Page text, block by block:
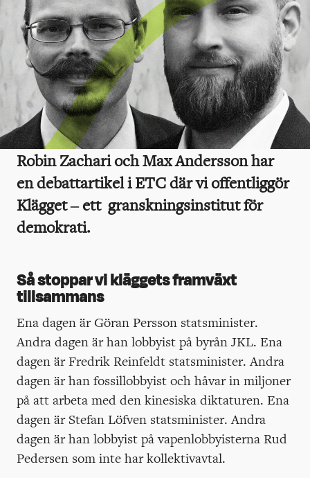
Robin Zachari och Max Andersson har
en debattartikel i ETC där vi offentliggör
Klägget – ett granskningsinstitut för
demokrati.
Så stoppar vi kläggets framväxt
tillsammans
Ena dagen är Göran Persson statsminister.
Andra dagen är han lobbyist på byrån JKL. Ena
dagen är Fredrik Reinfeldt statsminister. Andra
dagen är han fossillobbyist och håvar in miljoner
på att arbeta med den kinesiska diktaturen. Ena
dagen är Stefan Löfven statsminister. Andra
dagen är han lobbyist på vapenlobbyisterna Rud
Pedersen som inte har kollektivavtal.